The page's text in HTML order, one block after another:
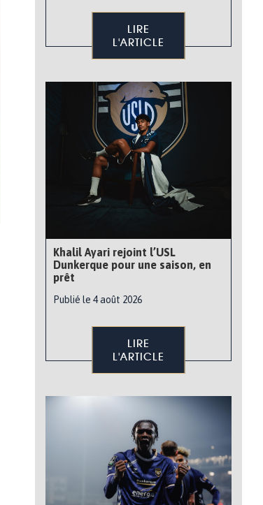
LIRE
L'ARTICLE
Khalil Ayari rejoint l’USL
Dunkerque pour une saison, en
prêt
Publié le 4 août 2026
LIRE
L'ARTICLE